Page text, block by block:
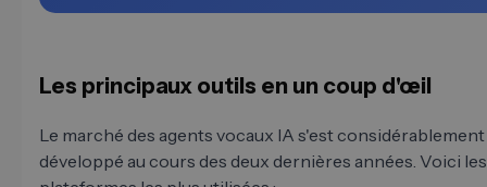
Les principaux outils en un coup d'œil
Le marché des agents vocaux IA s'est considérablement
développé au cours des deux dernières années. Voici les